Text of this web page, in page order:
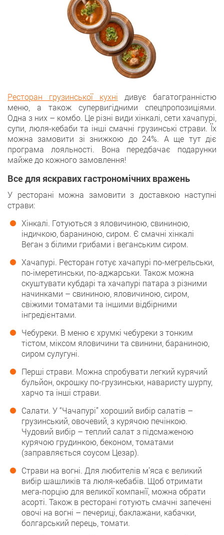
Ресторан грузинської кухні дивує багатогранністю
меню, а також супервигідними спецпропозиціями.
Одна з них – комбо. Це різні види хінкалі, сети хачапурі,
супи, люля-кебаби та інші смачні грузинські страви. Їх
можна замовити зі знижкою до 24%. А ще тут діє
програма лояльності. Вона передбачає подарунки
майже до кожного замовлення!
Все для яскравих гастрономічних вражень
У ресторані можна замовити з доставкою наступні
страви:
Хінкалі. Готуються з яловичиною, свининою,
індичкою, бараниною, сиром. Є смачні хінкалі
Веган з білими грибами і веганським сиром.
Хачапурі. Ресторан готує хачапурі по-мегрельськи,
по-імеретинськи, по-аджарськи. Також можна
скуштувати кубдарі та хачапурі патара з різними
начинками – свининою, яловичиною, сиром,
свіжими томатами та іншими відбірними
інгредієнтами.
Чебуреки. В меню є хрумкі чебуреки з тонким
тістом, міксом яловичини та свинини, бараниною,
сиром сулугуні.
Перші страви. Можна спробувати легкий курячий
бульйон, окрошку по-грузинськи, наваристу шурпу,
харчо та інші страви.
Салати. У “Чачапурі” хороший вибір салатів –
грузинський, овочевий, з курячою печінкою.
Чудовий вибір – теплий салат з підсмаженою
курячою грудинкою, беконом, томатами
(заправляється соусом Цезар).
Страви на вогні. Для любителів м’яса є великий
вибір шашликів та люля-кебабів. Щоб отримати
мега-порцію для великої компанії, можна обрати
асорті. Також в ресторані готують смачні запечені
овочі на вогні – печериці, баклажани, кабачки,
болгарський перець, томати.